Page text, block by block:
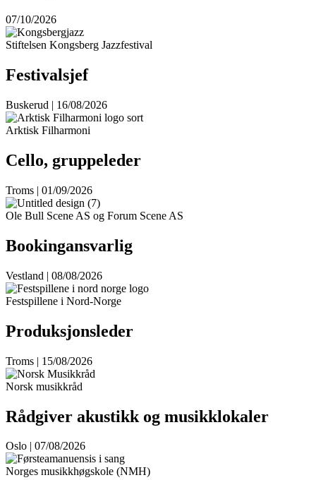
07/10/2026
Stiftelsen Kongsberg Jazzfestival
Festivalsjef
Buskerud | 16/08/2026
Arktisk Filharmoni
Cello, gruppeleder
Troms | 01/09/2026
Ole Bull Scene AS og Forum Scene AS
Bookingansvarlig
Vestland | 08/08/2026
Festspillene i Nord-Norge
Produksjonsleder
Troms | 15/08/2026
Norsk musikkråd
Rådgiver akustikk og musikklokaler
Oslo | 07/08/2026
Norges musikkhøgskole (NMH)